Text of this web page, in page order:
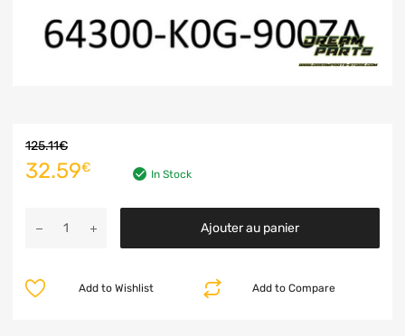
125.11€
32.59€ In Stock
Ajouter au panier
Add to Compare
Add to Wishlist